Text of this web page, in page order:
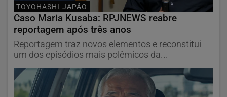
TOYOHASHI-JAPÃO
Caso Maria Kusaba: RPJNEWS reabre
reportagem após três anos
Reportagem traz novos elementos e reconstitui
um dos episódios mais polêmicos da...